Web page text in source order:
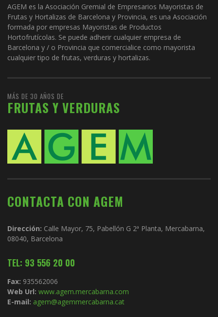
AGEM es la Asociación Gremial de Empresarios Mayoristas de
Frutas y Hortalizas de Barcelona y Provincia, es una Asociación
formada por empresas Mayoristas de Productos
Hortofrutícolas. Se puede adherir cualquier empresa de
Barcelona y / o Provincia que comercialice como mayorista
cualquier tipo de frutas, verduras y hortalizas.
MÁS DE 30 AÑOS DE
FRUTAS Y VERDURAS
CONTACTA CON AGEM
Dirección: Calle Mayor, 75, Pabellón G 2ª Planta, Mercabarna,
08040, Barcelona
TEL: 93 556 20 00
Fax: 935562006
Web Url: www.agem.mercabarna.com
E-mail: agem@agemmercabarna.cat